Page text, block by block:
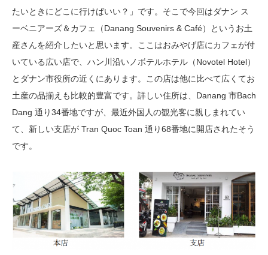
たいときにどこに行けばいい？」です。そこで今回はダナン ス
ーベニアーズ＆カフェ（Danang Souvenirs & Café）というお土
産さんを紹介したいと思います。ここはおみやげ店にカフェが付
いている広い店で、ハン川沿いノボテルホテル（Novotel Hotel）
とダナン市役所の近くにあります。この店は他に比べて広くてお
土産の品揃えも比較的豊富です。詳しい住所は、Danang 市Bach
Dang 通り34番地ですが、最近外国人の観光客に親しまれてい
て、新しい支店が Tran Quoc Toan 通り68番地に開店されたそう
です。